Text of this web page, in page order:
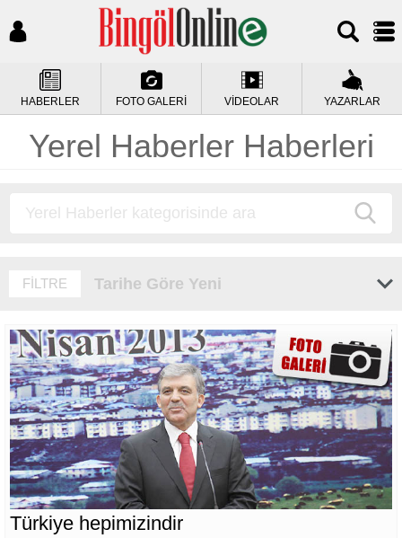
HABERLER FOTO GALERİ VİDEOLAR YAZARLAR
Yerel Haberler Haberleri
FİLTRE Tarihe Göre Yeni
Türkiye hepimizindir